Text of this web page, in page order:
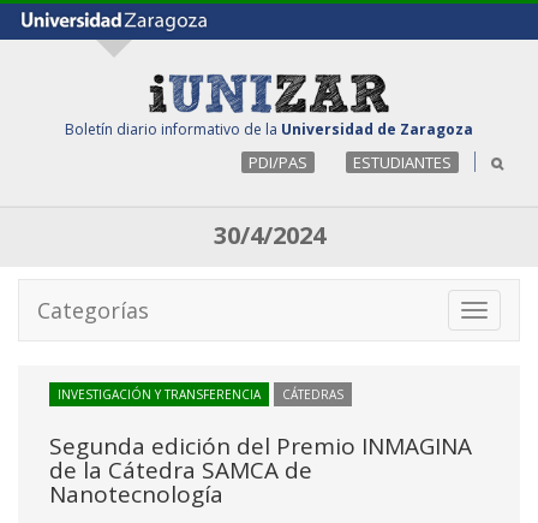
Boletín diario informativo de la Universidad de Zaragoza
PDI/PAS ESTUDIANTES
30/4/2024
Toggle
Categorías
INVESTIGACIÓN Y TRANSFERENCIA CÁTEDRAS
Segunda edición del Premio INMAGINA
de la Cátedra SAMCA de
Nanotecnología